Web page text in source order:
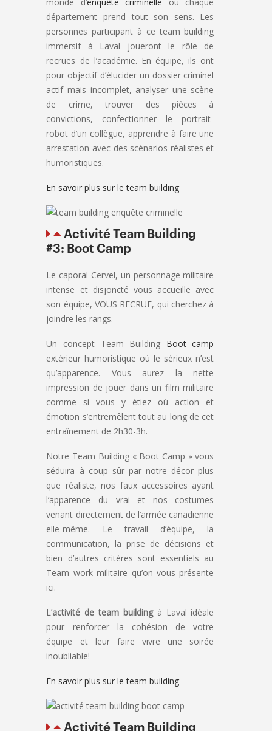
département prend tout son sens. Les
personnes participant à ce team building
immersif à Laval joueront le rôle de
recrues de l’académie. En équipe, ils ont
pour objectif d’élucider un dossier criminel
actif mais incomplet, analyser une scène
de crime, trouver des pièces à
convictions, confectionner le portrait-
robot d’un collègue, apprendre à faire une
arrestation avec des scénarios réalistes et
humoristiques.
En savoir plus sur le team building
Activité Team Building
#3: Boot Camp
Le caporal Cervel, un personnage militaire
intense et disjoncté vous accueille avec
son équipe, VOUS RECRUE, qui cherchez à
joindre les rangs.
Un concept Team Building Boot camp
extérieur humoristique où le sérieux n’est
qu’apparence. Vous aurez la nette
impression de jouer dans un film militaire
comme si vous y étiez où action et
émotion s’entremêlent tout au long de cet
entraînement de 2h30-3h.
Notre Team Building « Boot Camp » vous
séduira à coup sûr par notre décor plus
que réaliste, nos faux accessoires ayant
l’apparence du vrai et nos costumes
venant directement de l’armée canadienne
elle-même. Le travail d’équipe, la
communication, la prise de décisions et
bien d’autres critères sont essentiels au
Team work militaire qu’on vous présente
ici.
L’activité de team buildingà Laval idéale
pour renforcer la cohésion de votre
équipe et leur faire vivre une soirée
inoubliable!
En savoir plus sur le team building
Activité Team Building